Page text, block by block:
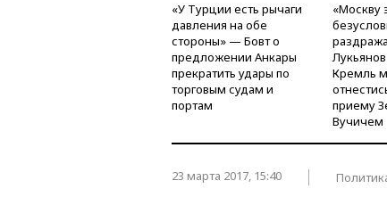
«У Турции есть рычаги
давления на обе
стороны» — Бовт о
предложении Анкары
прекратить удары по
торговым судам и
портам
«Москву
Кремль
приему
Вучичем
23 марта 2017, 15:40